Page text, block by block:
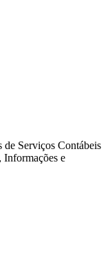
de Serviços Contábeis
Informações e